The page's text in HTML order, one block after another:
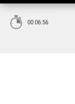
00:06:56